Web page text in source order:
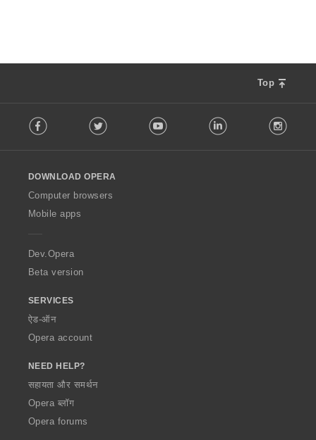
Top
o
w
O
p
a
Facebook Twitter Youtube LinkedIn
DOWNLOAD OPERA
Computer browsers
Mobile apps
Dev.Opera
Beta version
SERVICES
ऐड-ऑन
Opera account
NEED HELP?
सहायता और समर्थन
Opera ब्लॉग
Opera forums